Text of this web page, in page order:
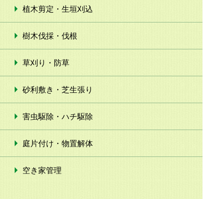
植木剪定・生垣刈込
樹木伐採・伐根
草刈り・防草
砂利敷き・芝生張り
害虫駆除・ハチ駆除
庭片付け・物置解体
空き家管理